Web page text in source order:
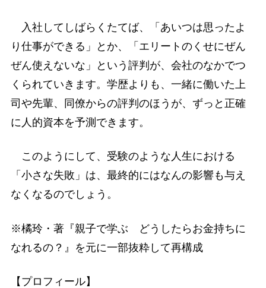
入社してしばらくたてば、「あいつは思ったよ
り仕事ができる」とか、「エリートのくせにぜん
ぜん使えないな」という評判が、会社のなかでつ
くられていきます。学歴よりも、一緒に働いた上
司や先輩、同僚からの評判のほうが、ずっと正確
に人的資本を予測できます。
このようにして、受験のような人生における
「小さな失敗」は、最終的にはなんの影響も与え
なくなるのでしょう。
※橘玲・著『親子で学ぶ どうしたらお金持ちに
なれるの？』を元に一部抜粋して再構成
【プロフィール】